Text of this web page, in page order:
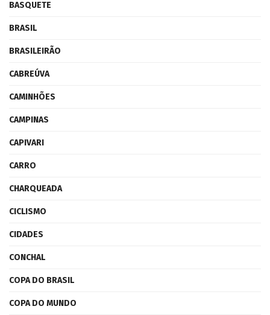
BASQUETE
BRASIL
BRASILEIRÃO
CABREÚVA
CAMINHÕES
CAMPINAS
CAPIVARI
CARRO
CHARQUEADA
CICLISMO
CIDADES
CONCHAL
COPA DO BRASIL
COPA DO MUNDO